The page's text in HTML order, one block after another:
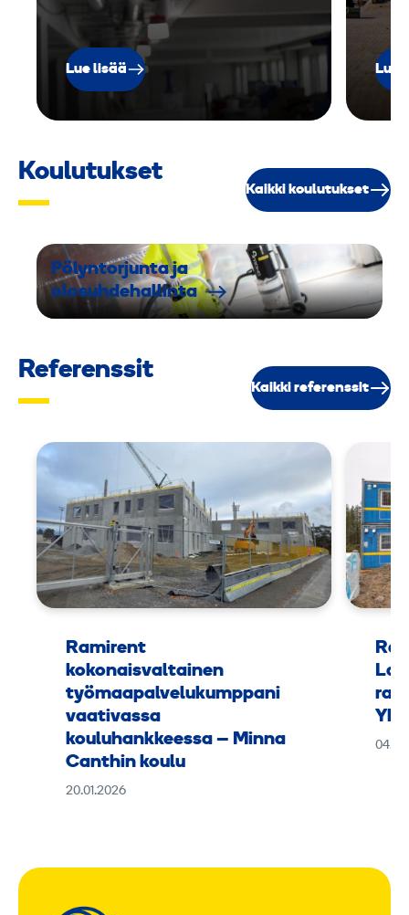
v
a
Lue lisää Lue
Koulutukset
Kaikki koulutukset
Pölyntorjunta ja
olosuhdehallinta
Referenssit
Kaikki referenssit
Ramirent
kokonaisvaltainen
työmaapalvelukumppani
vaativassa
kouluhankkeessa – Minna
Canthin koulu
20.01.2026